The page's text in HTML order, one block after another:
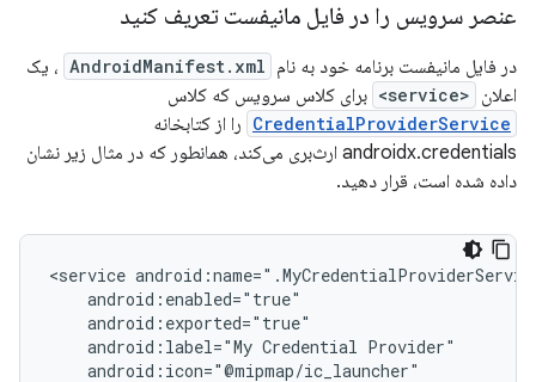
عنصر سرویس را در فایل مانیفست تعریف کنید
در فایل مانیفست برنامه خود به نام AndroidManifest.xml ، یک
اعلان <service> برای کلاس سرویس که کلاس
CredentialProviderService را از کتابخانه
androidx.credentials ارث‌بری می‌کند، همانطور که در مثال زیر نشان
داده شده است، قرار دهید.
<service
android:label="My Credential